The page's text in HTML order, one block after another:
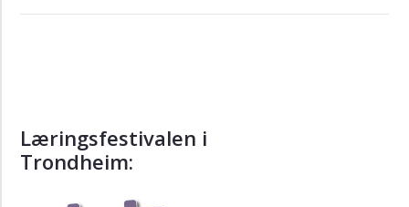
Læringsfestivalen i
Trondheim: